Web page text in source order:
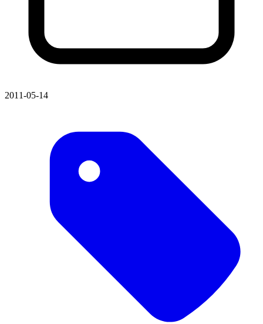
2011-05-14